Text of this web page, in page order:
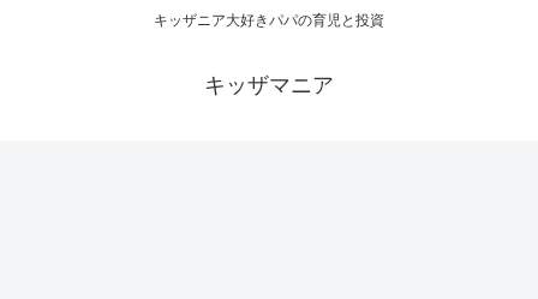
キッザニア大好きパパの育児と投資
キッザマニア